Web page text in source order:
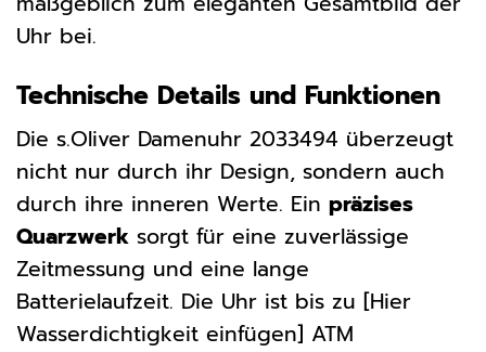
Uhr bei.
Technische Details und Funktionen
Die s.Oliver Damenuhr 2033494 überzeugt
nicht nur durch ihr Design, sondern auch
durch ihre inneren Werte. Ein präzises
Quarzwerk sorgt für eine zuverlässige
Zeitmessung und eine lange
Batterielaufzeit. Die Uhr ist bis zu [Hier
Wasserdichtigkeit einfügen] ATM